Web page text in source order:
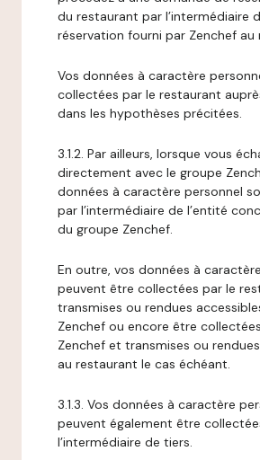
du restaurant par l’intermédiaire
réservation fourni par Zenchef au
Vos données à caractère
collectées par le restaurant
dans les hypothèses précitées.
3.1.2. Par ailleurs, lorsque vous
directement avec le groupe
données à caractère personnel
par l’intermédiaire de l’entité
du groupe Zenchef.
En outre, vos données à
peuvent être collectées par le
transmises ou rendues
Zenchef ou encore être
Zenchef et transmises ou
au restaurant le cas échéant.
3.1.3. Vos données à caractère
peuvent également être
l’intermédiaire de tiers.